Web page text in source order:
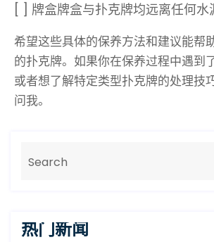
[ ] 牌盒牌盒与扑克牌均远离任何水
希望这些具体的保养方法和建议能帮
的扑克牌。如果你在保养过程中遇到
或者想了解特定类型扑克牌的处理技
问我。
热门新闻